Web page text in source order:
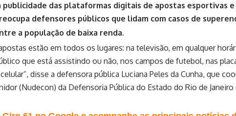
publicidade das plataformas digitais de apostas esportivas e
defensores públicos que lidam com casos de
a população de baixa renda.
estão em todos os lugares: na televisão, em qualquer
que está assistindo ou não, nos campos de futebol, nas
disse a defensora pública Luciana Peles da Cunha, que
(Nudecon) da Defensoria Pública do Estado do Rio de Janeiro